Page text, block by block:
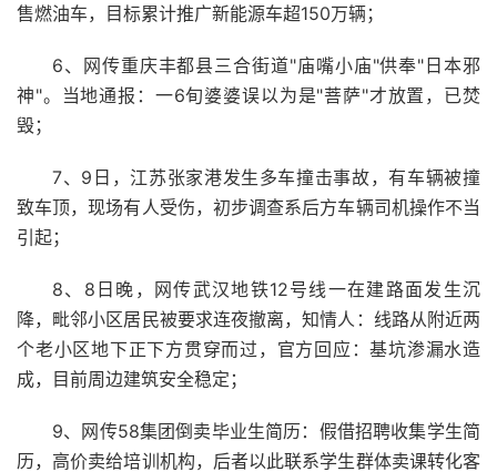
售燃油车，目标累计推广新能源车超150万辆；
6、网传重庆丰都县三合街道"庙嘴小庙"供奉"日本邪
神"。当地通报：一6旬婆婆误以为是"菩萨"才放置，已焚
毁；
7、9日，江苏张家港发生多车撞击事故，有车辆被撞
致车顶，现场有人受伤，初步调查系后方车辆司机操作不当
引起；
8、8日晚，网传武汉地铁12号线一在建路面发生沉
降，毗邻小区居民被要求连夜撤离，知情人：线路从附近两
个老小区地下正下方贯穿而过，官方回应：基坑渗漏水造
成，目前周边建筑安全稳定；
9、网传58集团倒卖毕业生简历：假借招聘收集学生简
历，高价卖给培训机构，后者以此联系学生群体卖课转化客